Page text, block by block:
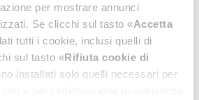
per mostrare annunci
Se clicchi sul tasto «Accetta
tutti i cookie, inclusi quelli di
sul tasto «Rifiuta cookie di
installati solo quelli necessari per